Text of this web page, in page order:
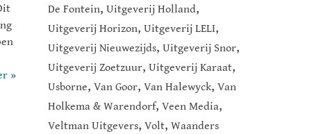
»
De Fontein, Uitgeverij Holland,
Uitgeverij Horizon, Uitgeverij LELI,
Uitgeverij Nieuwezijds, Uitgeverij Snor,
Uitgeverij Zoetzuur, Uitgeverij Karaat,
Usborne, Van Goor, Van Halewyck, Van
Holkema & Warendorf, Veen Media,
Veltman Uitgevers, Volt, Waanders